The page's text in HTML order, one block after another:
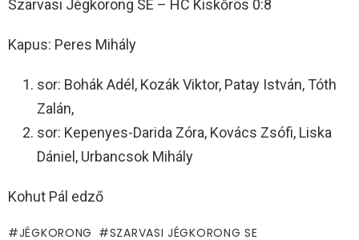
Szarvasi Jégkorong SE – HC Kiskőrös 0:8
Kapus: Peres Mihály
sor: Bohák Adél, Kozák Viktor, Patay István, Tóth
Zalán,
sor: Kepenyes-Darida Zóra, Kovács Zsófi, Liska
Dániel, Urbancsok Mihály
Kohut Pál edző
JÉGKORONG
SZARVASI JÉGKORONG SE